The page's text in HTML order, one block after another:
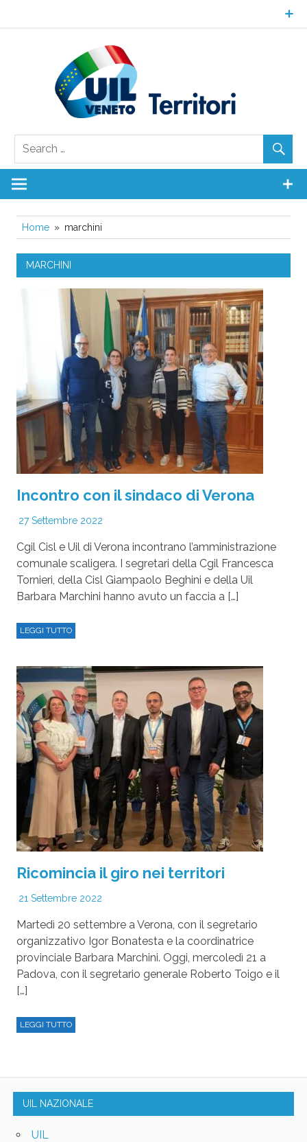
Home marchini
MARCHINI
Incontro con il sindaco di Verona
27 Settembre 2022
Cgil Cisl e Uil di Verona incontrano l’amministrazione
comunale scaligera. I segretari della Cgil Francesca
Tornieri, della Cisl Giampaolo Beghini e della Uil
Barbara Marchini hanno avuto un faccia a […]
LEGGI TUTTO
Ricomincia il giro nei territori
21 Settembre 2022
Martedì 20 settembre a Verona, con il segretario
organizzativo Igor Bonatesta e la coordinatrice
provinciale Barbara Marchini. Oggi, mercoledì 21 a
Padova, con il segretario generale Roberto Toigo e il
[…]
LEGGI TUTTO
UIL NAZIONALE
UIL